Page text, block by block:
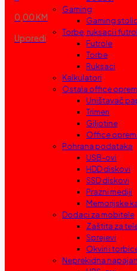
0,00 KM
Uporedi
Gaming
Gaming
Torbe, ruksaci i
Futrole
Torbe
Ruksaci
Kalkulatori
Ostala office
Uništavač
Trimeri
Giljotine
Office
Pohrana podataka
USB-ovi
HDD diskovi
SSD diskovi
Prazni mediji
Memorijske
Dodaci za mobitele
Zaštita za
Sprejevi
Okviri i
Neprekidna